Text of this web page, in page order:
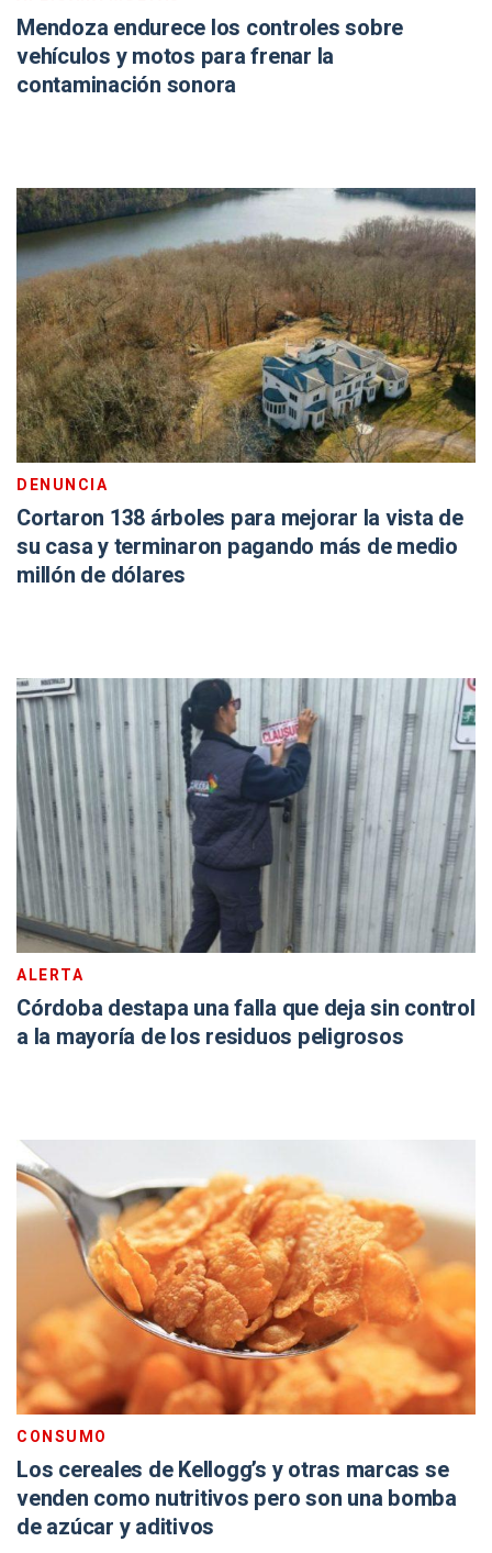
Mendoza endurece los controles sobre
vehículos y motos para frenar la
contaminación sonora
DENUNCIA
Cortaron 138 árboles para mejorar la vista de
su casa y terminaron pagando más de medio
millón de dólares
ALERTA
Córdoba destapa una falla que deja sin control
a la mayoría de los residuos peligrosos
CONSUMO
Los cereales de Kellogg’s y otras marcas se
venden como nutritivos pero son una bomba
de azúcar y aditivos